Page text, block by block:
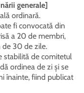
generale]
ordinară.
fi convocată din
a 20 de membri,
de 30 de zile.
stabilită de comitetul
ordinea de zi și se
înainte, fiind publicat